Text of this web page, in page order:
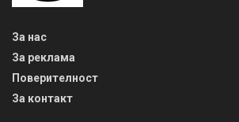
За нас
За реклама
Поверителност
За контакт